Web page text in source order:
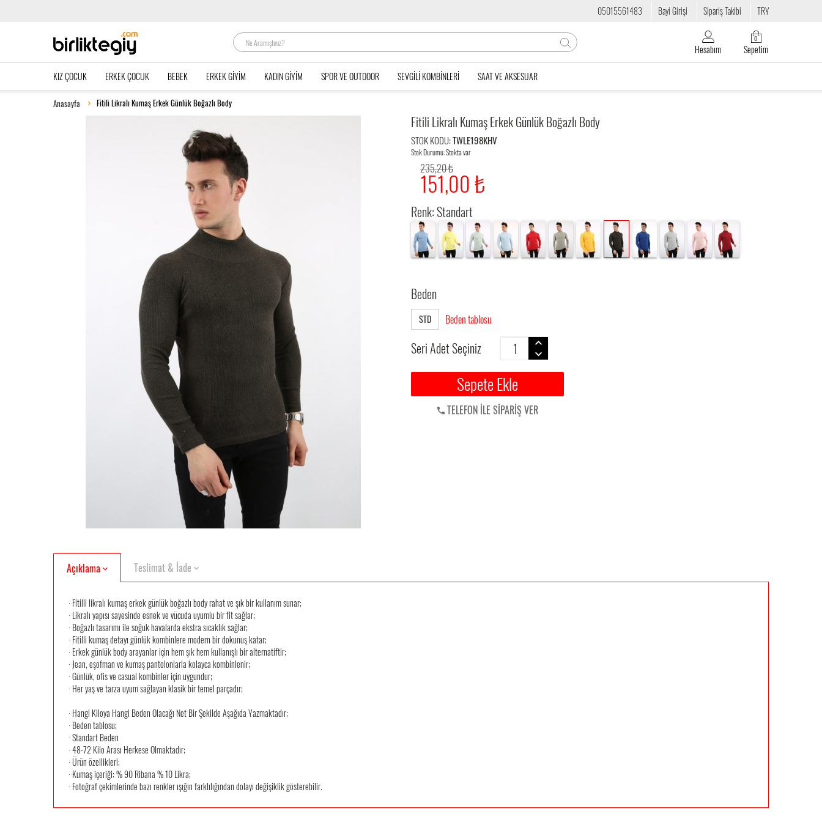
05015561483 Bayi Girişi Sipariş Takibi TRY
Hesabım
0
Sepetim
KIZ ÇOCUK ERKEK ÇOCUK BEBEK ERKEK GIYIM KADIN GIYIM SPOR VE OUTDOOR SEVGILI KOMBINLERI SAAT VE AKSESUAR
Anasayfa Fitili Likralı Kumaş Erkek Günlük Boğazlı Body
Fitili Likralı Kumaş Erkek Günlük Boğazlı Body
STOK KODU:TWLE198KHV
Stok Durumu: Stokta var
235,20 ₺
151,00 ₺
Renk: Standart
Beden
STD Beden tablosu
Seri Adet Seçiniz
Sepete Ekle
TELEFON İLE SİPARİŞ VER
Açıklama Teslimat & İade
· Fitilli likralı kumaş erkek günlük boğazlı body rahat ve şık bir kullanım sunar;
· Likralı yapısı sayesinde esnek ve vücuda uyumlu bir fit sağlar;
· Boğazlı tasarımı ile soğuk havalarda ekstra sıcaklık sağlar;
· Fitilli kumaş detayı günlük kombinlere modern bir dokunuş katar;
· Erkek günlük body arayanlar için hem şık hem kullanışlı bir alternatiftir;
· Jean, eşofman ve kumaş pantolonlarla kolayca kombinlenir;
· Günlük, ofis ve casual kombinler için uygundur;
· Her yaş ve tarza uyum sağlayan klasik bir temel parçadır;
· Hangi Kiloya Hangi Beden Olacağı Net Bir Şekilde Aşağıda Yazmaktadır;
· Beden tablosu;
· Standart Beden
· 48-72 Kilo Arası Herkese Olmaktadır;
· Ürün özellikleri;
· Kumaş içeriği: % 90 Ribana % 10 Likra;
· Fotoğraf çekimlerinde bazı renkler ışığın farklılığından dolayı değişiklik gösterebilir.